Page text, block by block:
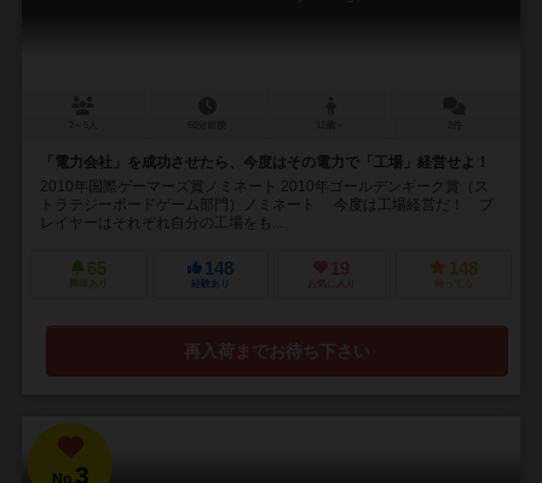
「電力会社」を成功させたら、今度はその電力で「工場」経営せよ！
2010年国際ゲーマーズ賞ノミネート 2010年ゴールデンギーク賞（ス
トラテジーボードゲーム部門）ノミネート 今度は工場経営だ！ プ
レイヤーはそれぞれ自分の工場をも...
65
興味あり
148
経験あり
19
お気に入り
148
持ってる
再入荷までお待ち下さい
3